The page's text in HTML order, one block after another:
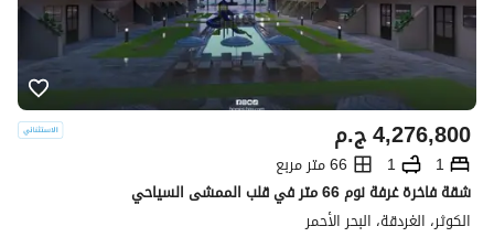
ج.م4,276,800
1
1
66 متر مربع
شقة فاخرة غرفة نوم 66 متر في قلب الممشى السياحي
الكوثر، الغردقة، البحر الأحمر